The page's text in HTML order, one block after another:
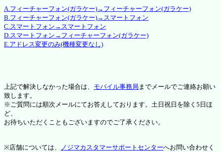
A.フィーチャーフォン(ガラケー)→フィーチャーフォン(ガラケー)
B.フィーチャーフォン(ガラケー)→スマートフォン
C.スマートフォン→スマートフォン
D.スマートフォン→フィーチャーフォン(ガラケー)
E.アドレス変更のみ(機種変更なし)
上記で解決しなかった場合は、 モバイル事務局 までメールでご連絡お願い
致します。
※ご質問には順次メールにてお答えしております。土日祝日を除く5日ほ
ど、
お待ちいただくこともございますのでご了承ください。
※店舗については、 ノジマカスタマーサポートセンターへお問い合わせく